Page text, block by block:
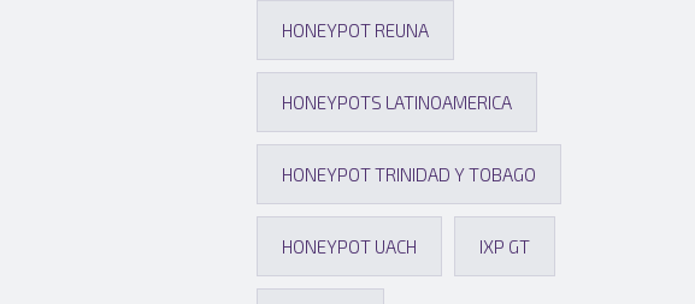
HONEYPOT REUNA
HONEYPOTS LATINOAMERICA
HONEYPOT TRINIDAD Y TOBAGO
HONEYPOT UACH IXP GT